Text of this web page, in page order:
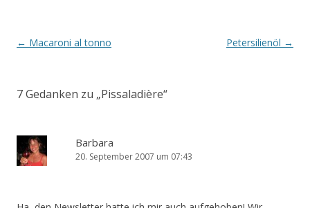
Beitrags-Navigation
← Macaroni al tonno Petersilienöl →
7 Gedanken zu „Pissaladière“
Barbara
20. September 2007 um 07:43